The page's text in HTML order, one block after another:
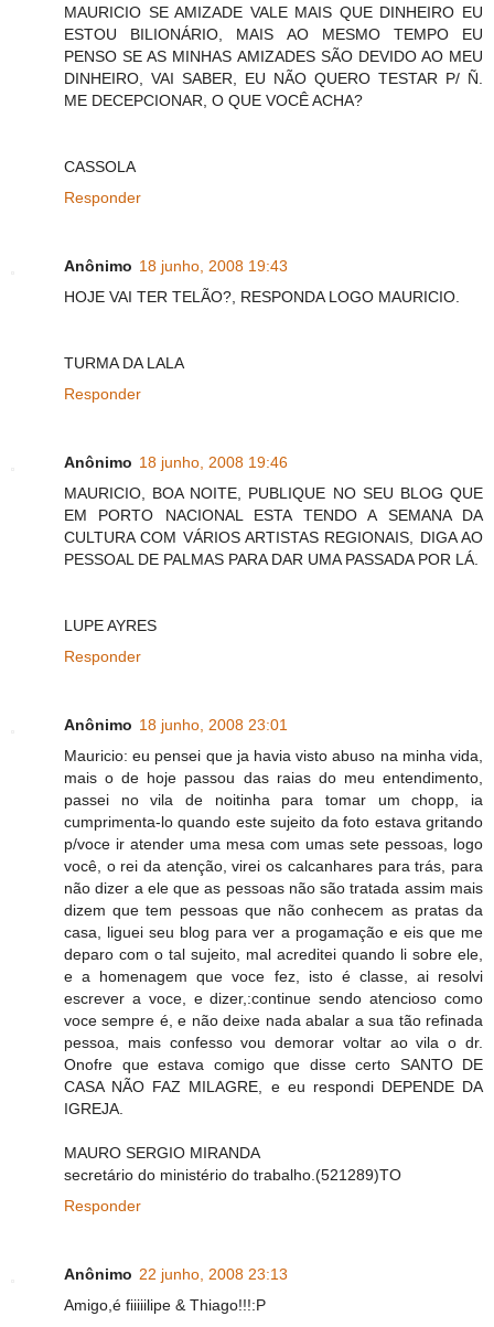
MAURICIO SE AMIZADE VALE MAIS QUE DINHEIRO EU
ESTOU BILIONÁRIO, MAIS AO MESMO TEMPO EU
PENSO SE AS MINHAS AMIZADES SÃO DEVIDO AO MEU
DINHEIRO, VAI SABER, EU NÃO QUERO TESTAR P/ Ñ.
ME DECEPCIONAR, O QUE VOCÊ ACHA?
CASSOLA
Responder
Anônimo 18 junho, 2008 19:43
HOJE VAI TER TELÃO?, RESPONDA LOGO MAURICIO.
TURMA DA LALA
Responder
Anônimo 18 junho, 2008 19:46
MAURICIO, BOA NOITE, PUBLIQUE NO SEU BLOG QUE
EM PORTO NACIONAL ESTA TENDO A SEMANA DA
CULTURA COM VÁRIOS ARTISTAS REGIONAIS, DIGA AO
PESSOAL DE PALMAS PARA DAR UMA PASSADA POR LÁ.
LUPE AYRES
Responder
Anônimo 18 junho, 2008 23:01
Mauricio: eu pensei que ja havia visto abuso na minha vida,
mais o de hoje passou das raias do meu entendimento,
passei no vila de noitinha para tomar um chopp, ia
cumprimenta-lo quando este sujeito da foto estava gritando
p/voce ir atender uma mesa com umas sete pessoas, logo
você, o rei da atenção, virei os calcanhares para trás, para
não dizer a ele que as pessoas não são tratada assim mais
dizem que tem pessoas que não conhecem as pratas da
casa, liguei seu blog para ver a progamação e eis que me
deparo com o tal sujeito, mal acreditei quando li sobre ele,
e a homenagem que voce fez, isto é classe, ai resolvi
escrever a voce, e dizer,:continue sendo atencioso como
voce sempre é, e não deixe nada abalar a sua tão refinada
pessoa, mais confesso vou demorar voltar ao vila o dr.
Onofre que estava comigo que disse certo SANTO DE
CASA NÃO FAZ MILAGRE, e eu respondi DEPENDE DA
IGREJA.
MAURO SERGIO MIRANDA
secretário do ministério do trabalho.(521289)TO
Responder
Anônimo 22 junho, 2008 23:13
Amigo,é fiiiiilipe & Thiago!!!:P